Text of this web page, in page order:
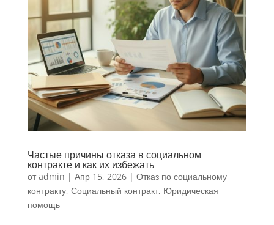
Частые причины отказа в социальном
контракте и как их избежать
отadmin | Апр 15, 2026| Отказ по социальному
контракту, Социальный контракт, Юридическая
помощь